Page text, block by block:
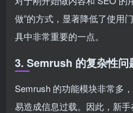
做”的方式，显著降低了使用
具中非常重要的一点。
3. Semrush 的复杂性问
Semrush 的功能模块非常多
易造成信息过载。因此，新